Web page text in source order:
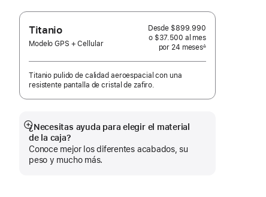
Titanio
Modelo GPS + Cellular
Desde $899.990
o $37.500 al mes
por 24 mesesmeses
Nota a pie de página
∆
Titanio pulido de calidad aeroespacial con una
resistente pantalla de cristal de zafiro.
¿Necesitas ayuda para elegir el material
de la caja?
Conoce mejor los diferentes acabados, su
peso y mucho más.
Mostrar
más